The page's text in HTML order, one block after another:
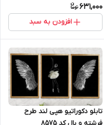
631,000
افزودن به سبد
تابلو دکوراتیو هپی لند طرح